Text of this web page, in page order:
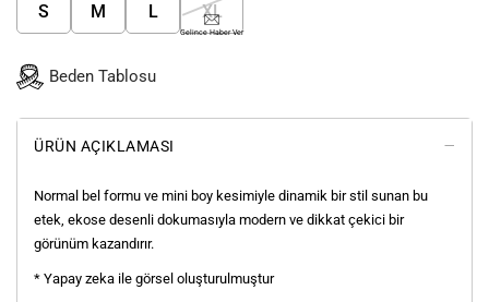
S M L XL
Gelince Haber Ver
Beden Tablosu
ÜRÜN AÇIKLAMASI
Normal bel formu ve mini boy kesimiyle dinamik bir stil sunan bu
etek, ekose desenli dokumasıyla modern ve dikkat çekici bir
görünüm kazandırır.
* Yapay zeka ile görsel oluşturulmuştur